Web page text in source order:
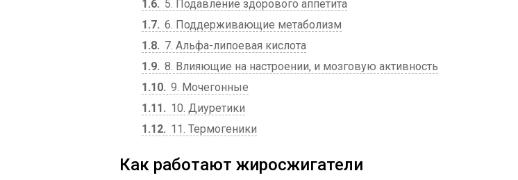
1.6
5. Подавление здорового аппетита
1.7 6. Поддерживающие метаболизм
1.8
7. Альфа-липоевая кислота
1.9 8. Влияющие на настроении, и мозговую активность
1.10 9. Мочегонные
1.11
10. Диуретики
1.12
11. Термогеники
Как работают жиросжигатели